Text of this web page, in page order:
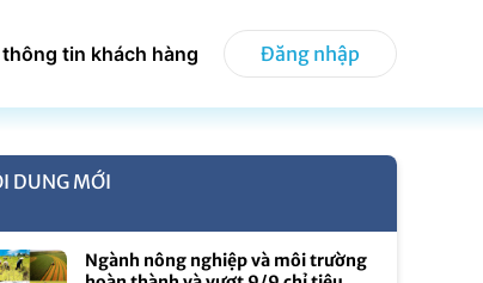
tin khách hàng Đăng nhập
DUNG MỚI
Ngành nông nghiệp và môi trường